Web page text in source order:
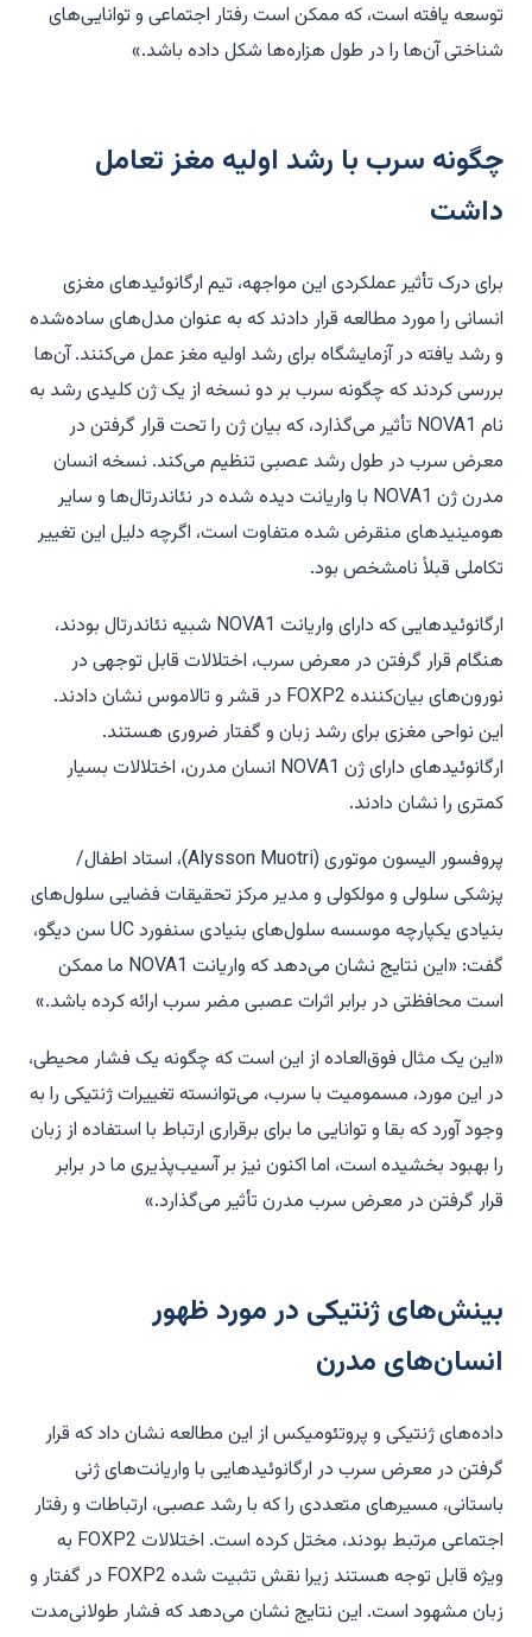
توسعه یافته است، که ممکن است رفتار اجتماعی و توانایی‌های
شناختی آن‌ها را در طول هزاره‌ها شکل داده باشد.»
چگونه سرب با رشد اولیه مغز تعامل
داشت
برای درک تأثیر عملکردی این مواجهه، تیم ارگانوئیدهای مغزی
انسانی را مورد مطالعه قرار دادند که به عنوان مدل‌های ساده‌شده
و رشد یافته در آزمایشگاه برای رشد اولیه مغز عمل می‌کنند. آن‌ها
بررسی کردند که چگونه سرب بر دو نسخه از یک ژن کلیدی رشد به
نام NOVA1 تأثیر می‌گذارد، که بیان ژن را تحت قرار گرفتن در
معرض سرب در طول رشد عصبی تنظیم می‌کند. نسخه انسان
مدرن ژن NOVA1 با واریانت دیده شده در نئاندرتال‌ها و سایر
هومینیدهای منقرض شده متفاوت است، اگرچه دلیل این تغییر
تکاملی قبلاً نامشخص بود.
ارگانوئیدهایی که دارای واریانت NOVA1 شبیه نئاندرتال بودند،
هنگام قرار گرفتن در معرض سرب، اختلالات قابل توجهی در
نورون‌های بیان‌کننده FOXP2 در قشر و تالاموس نشان دادند.
این نواحی مغزی برای رشد زبان و گفتار ضروری هستند.
ارگانوئیدهای دارای ژن NOVA1 انسان مدرن، اختلالات بسیار
کمتری را نشان دادند.
پروفسور الیسون موتوری (Alysson Muotri)، استاد اطفال/
پزشکی سلولی و مولکولی و مدیر مرکز تحقیقات فضایی سلول‌های
بنیادی یکپارچه موسسه سلول‌های بنیادی سنفورد UC سن دیگو،
گفت: «این نتایج نشان می‌دهد که واریانت NOVA1 ما ممکن
است محافظتی در برابر اثرات عصبی مضر سرب ارائه کرده باشد.»
«این یک مثال فوق‌العاده از این است که چگونه یک فشار محیطی،
در این مورد، مسمومیت با سرب، می‌توانسته تغییرات ژنتیکی را به
وجود آورد که بقا و توانایی ما برای برقراری ارتباط با استفاده از زبان
را بهبود بخشیده است، اما اکنون نیز بر آسیب‌پذیری ما در برابر
قرار گرفتن در معرض سرب مدرن تأثیر می‌گذارد.»
بینش‌های ژنتیکی در مورد ظهور
انسان‌های مدرن
داده‌های ژنتیکی و پروتئومیکس از این مطالعه نشان داد که قرار
گرفتن در معرض سرب در ارگانوئیدهایی با واریانت‌های ژنی
باستانی، مسیرهای متعددی را که با رشد عصبی، ارتباطات و رفتار
اجتماعی مرتبط بودند، مختل کرده است. اختلالات FOXP2 به
ویژه قابل توجه هستند زیرا نقش تثبیت شده FOXP2 در گفتار و
زبان مشهود است. این نتایج نشان می‌دهد که فشار طولانی‌مدت